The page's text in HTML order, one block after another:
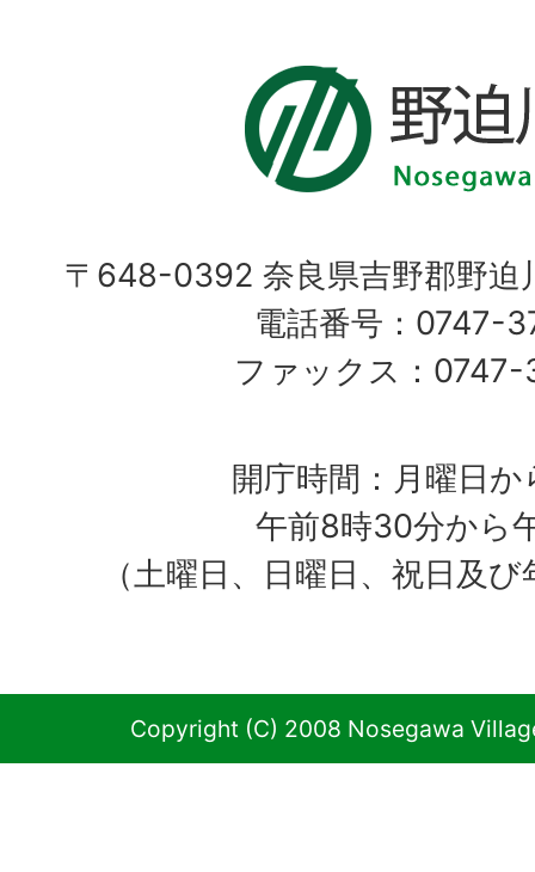
〒648-0392 奈良県吉野郡野迫
電話番号：0747-
ファックス：
開庁時間：月曜日か
午前8時30分から
（土曜日、日曜日、祝日及
Copyright (C) 2008 Nosegawa